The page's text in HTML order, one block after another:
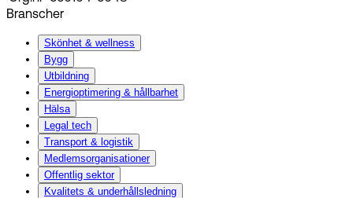
Branscher
Skönhet & wellness
Bygg
Utbildning
Energi­optimering & hållbarhet
Hälsa
Legal tech
Transport & logistik
Medlemsorganisationer
Offentlig sektor
Kvalitets & underhållsledning